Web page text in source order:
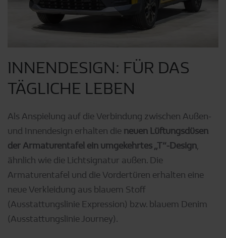
INNENDESIGN: FÜR DAS
TÄGLICHE LEBEN
Als Anspielung auf die Verbindung zwischen Außen-
und Innendesign erhalten die neuen Lüftungsdüsen
der Armaturentafel ein umgekehrtes „T“-Design,
ähnlich wie die Lichtsignatur außen. Die
Armaturentafel und die Vordertüren erhalten eine
neue Verkleidung aus blauem Stoff
(Ausstattungslinie Expression) bzw. blauem Denim
(Ausstattungslinie Journey).